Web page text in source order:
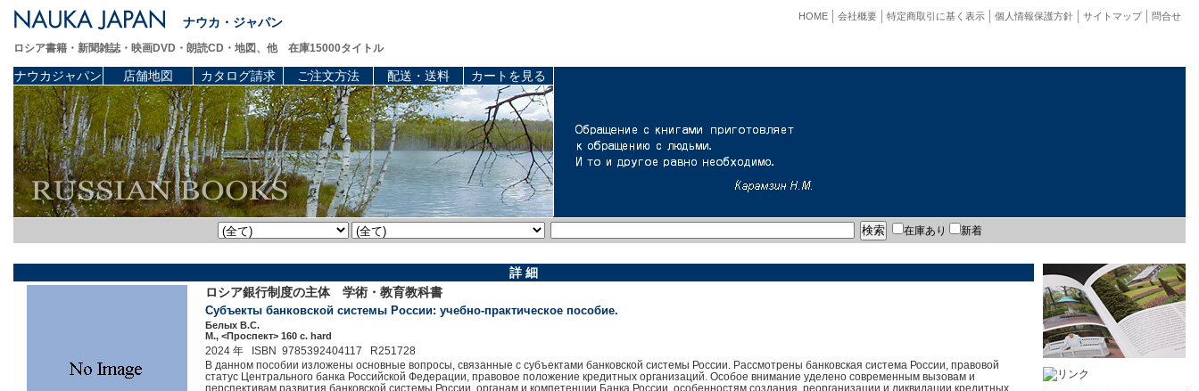
ナウカ・ジャパン 問合せ
サイトマップ
個人情報保護方針
特定商取引に基く表示
会社概要
HOME
ロシア書籍・新聞雑誌・映画DVD・朗読CD・地図、他 在庫15000タイトル
ナウカジャパン 店舗地図 カタログ請求 ご注文方法 配送・送料 カートを見る
在庫あり 新着
詳 細
ロシア銀行制度の主体 学術・教育教科書
Субъекты банковской системы России: учебно-практическое пособие.
Белых В.С.
М., <Проспект> 160 c. hard
2024 年 ISBN 9785392404117 R251728
В данном пособии изложены основные вопросы, связанные с субъектами банковской системы России. Рассмотрены банковская система России, правовой
статус Центрального банка Российской Федерации, правовое положение кредитных организаций. Особое внимание уделено современным вызовам и
перспективам развития банковской системы России, органам и компетенции Банка России, особенностям создания, реорганизации и ликвидации кредитных